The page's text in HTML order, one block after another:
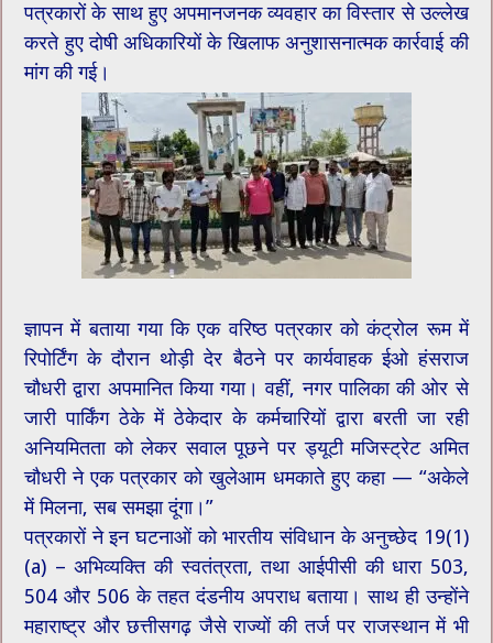
पत्रकारों के साथ हुए अपमानजनक व्यवहार का विस्तार से उल्लेख
करते हुए दोषी अधिकारियों के खिलाफ अनुशासनात्मक कार्रवाई की
मांग की गई।
ज्ञापन में बताया गया कि एक वरिष्ठ पत्रकार को कंट्रोल रूम में
रिपोर्टिंग के दौरान थोड़ी देर बैठने पर कार्यवाहक ईओ हंसराज
चौधरी द्वारा अपमानित किया गया। वहीं, नगर पालिका की ओर से
जारी पार्किंग ठेके में ठेकेदार के कर्मचारियों द्वारा बरती जा रही
अनियमितता को लेकर सवाल पूछने पर ड्यूटी मजिस्ट्रेट अमित
चौधरी ने एक पत्रकार को खुलेआम धमकाते हुए कहा — “अकेले
में मिलना, सब समझा दूंगा।”
पत्रकारों ने इन घटनाओं को भारतीय संविधान के अनुच्छेद 19(1)
(a) – अभिव्यक्ति की स्वतंत्रता, तथा आईपीसी की धारा 503,
504 और 506 के तहत दंडनीय अपराध बताया। साथ ही उन्होंने
महाराष्ट्र और छत्तीसगढ़ जैसे राज्यों की तर्ज पर राजस्थान में भी